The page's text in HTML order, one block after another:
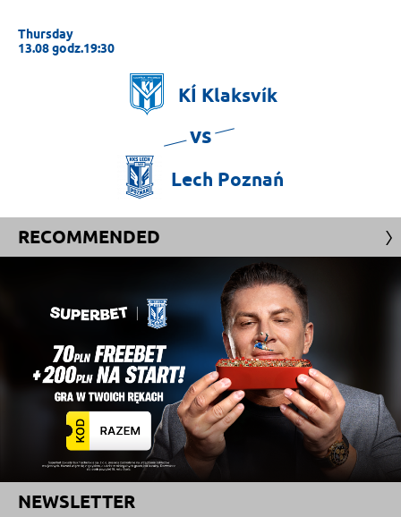
Thursday
13.08 godz.19:30
KÍ Klaksvík
vs
Lech Poznań
RECOMMENDED
NEWSLETTER